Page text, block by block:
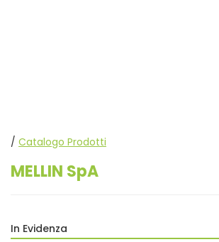
/ Catalogo Prodotti
MELLIN SpA
In Evidenza